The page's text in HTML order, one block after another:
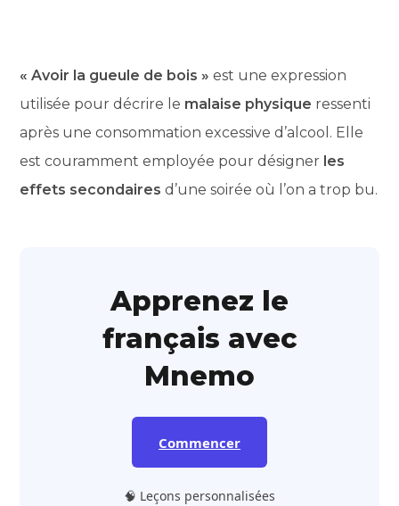
« Avoir la gueule de bois » est une expression
utilisée pour décrire le malaise physique ressenti
après une consommation excessive d’alcool. Elle
est couramment employée pour désigner les
effets secondaires d’une soirée où l’on a trop bu.
Apprenez le
français avec
Mnemo
Commencer
🧠 Leçons personnalisées